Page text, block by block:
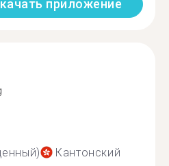
приложение
Кантонский